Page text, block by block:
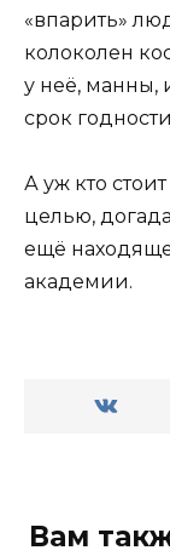
«впарить»
колоколен
у неё,
срок
А уж кто
целью,
ещё
академии.
Вам